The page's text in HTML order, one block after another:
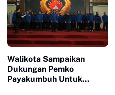
Walikota Sampaikan
Dukungan Pemko
Payakumbuh Untuk